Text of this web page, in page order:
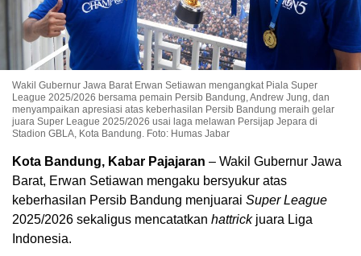
Wakil Gubernur Jawa Barat Erwan Setiawan mengangkat Piala Super
League 2025/2026 bersama pemain Persib Bandung, Andrew Jung, dan
menyampaikan apresiasi atas keberhasilan Persib Bandung meraih gelar
juara Super League 2025/2026 usai laga melawan Persijap Jepara di
Stadion GBLA, Kota Bandung. Foto: Humas Jabar
Kota Bandung, Kabar Pajajaran – Wakil Gubernur Jawa
Barat, Erwan Setiawan mengaku bersyukur atas
keberhasilan Persib Bandung menjuarai Super League
2025/2026 sekaligus mencatatkan hattrickjuara Liga
Indonesia.